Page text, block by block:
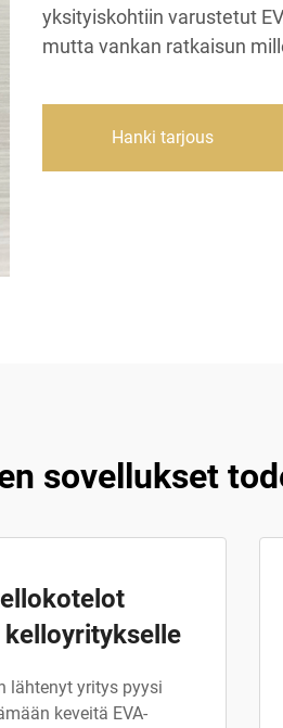
yksityiskohtiin varustetut
mutta vankan ratkaisun
Hanki tarjous
sovellukset
lähtenyt yritys pyysi
keveitä EVA-